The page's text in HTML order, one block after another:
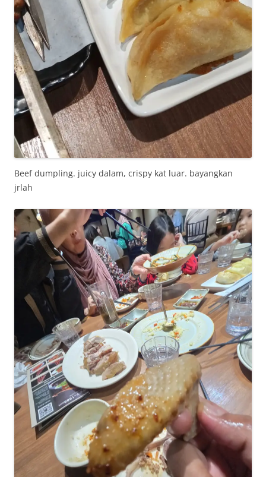
Beef dumpling. juicy dalam, crispy kat luar. bayangkan
jrlah